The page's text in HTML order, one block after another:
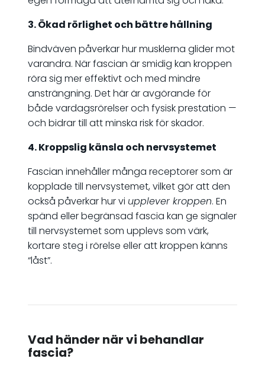
3. Ökad rörlighet och bättre hållning
Bindväven påverkar hur musklerna glider mot
varandra. När fascian är smidig kan kroppen
röra sig mer effektivt och med mindre
ansträngning. Det här är avgörande för
både vardagsrörelser och fysisk prestation —
och bidrar till att minska risk för skador.
4. Kroppslig känsla och nervsystemet
Fascian innehåller många receptorer som är
kopplade till nervsystemet, vilket gör att den
också påverkar hur vi upplever kroppen. En
spänd eller begränsad fascia kan ge signaler
till nervsystemet som upplevs som värk,
kortare steg i rörelse eller att kroppen känns
“låst”.
Vad händer när vi behandlar
fascia?